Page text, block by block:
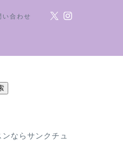
い合わせ
ならサンクチュ